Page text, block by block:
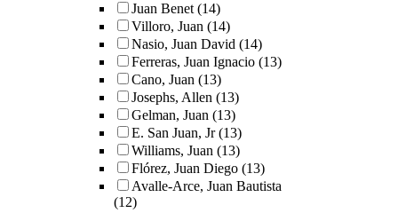
Juan Benet(14)
Villoro, Juan (14)
Nasio, Juan David (14)
Ferreras, Juan Ignacio (13)
Cano, Juan (13)
Josephs, Allen (13)
Gelman, Juan (13)
E. San Juan, Jr(13)
Williams, Juan (13)
Flórez, Juan Diego (13)
Avalle-Arce, Juan Bautista
(12)